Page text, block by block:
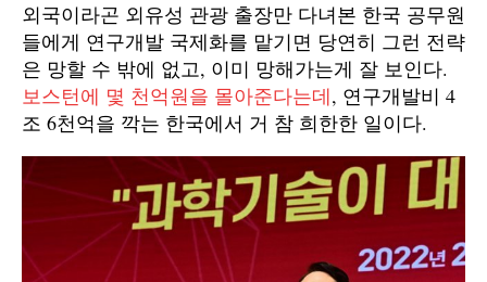
외국이라곤 외유성 관광 출장만 다녀본 한국 공무원
들에게 연구개발 국제화를 맡기면 당연히 그런 전략
은 망할 수 밖에 없고, 이미 망해가는게 잘 보인다.
보스턴에 몇 천억원을 몰아준다는데, 연구개발비 4
조 6천억을 깍는 한국에서 거 참 희한한 일이다.